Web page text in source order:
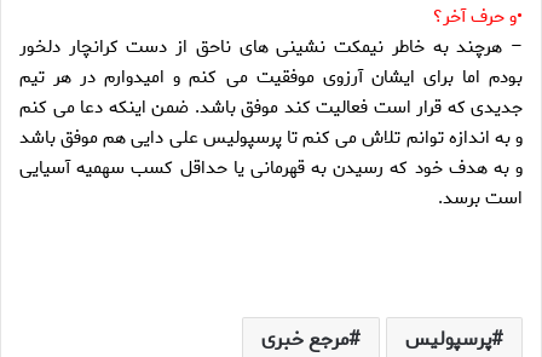
•و حرف آخر؟
– هرچند به خاطر نيمكت نشينى هاى ناحق از دست كرانچار دلخور
بودم اما براى ايشان آرزوى موفقيت مى كنم و اميدوارم در هر تيم
جديدى كه قرار است فعاليت كند موفق باشد. ضمن اينكه دعا مى كنم
و به اندازه توانم تلاش مى كنم تا پرسپوليس على دايى هم موفق باشد
و به هدف خود كه رسيدن به قهرمانى يا حداقل كسب سهميه آسيايى
است برسد.
پرسپولیس
مرجع خبری